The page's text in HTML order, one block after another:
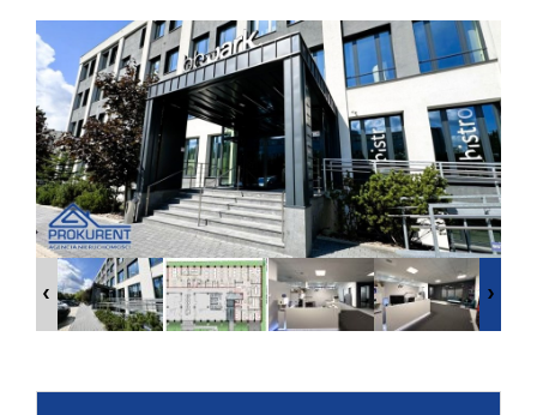
prawne
O
nas
Zgłoś
Zgłoś
ofertę